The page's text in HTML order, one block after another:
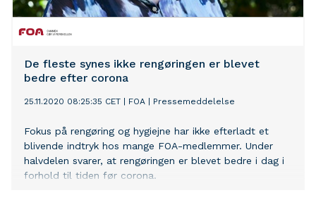
De fleste synes ikke rengøringen er blevet
bedre efter corona
25.11.2020 08:25:35 CET FOA Pressemeddelelse
Fokus på rengøring og hygiejne har ikke efterladt et
blivende indtryk hos mange FOA-medlemmer. Under
halvdelen svarer, at rengøringen er blevet bedre i dag i
forhold til tiden før corona.